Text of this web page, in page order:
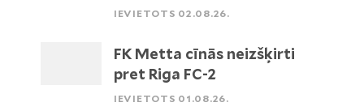
IEVIETOTS 02.08.26.
FK Metta cīnās neizšķirti
pret Riga FC-2
IEVIETOTS 01.08.26.